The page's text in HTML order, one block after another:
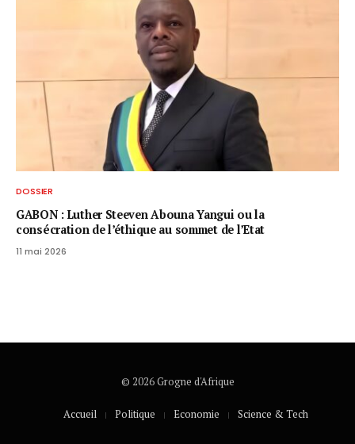
DOSSIER
GABON : Luther Steeven Abouna Yangui ou la
consécration de l’éthique au sommet de l’Etat
11 mai 2026
© 2026 Grogne d'Afrique
Accueil Politique Economie Science & Tech